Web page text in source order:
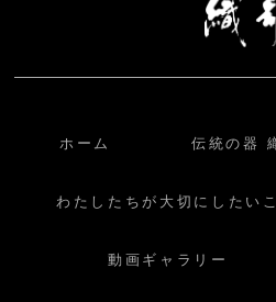
ホーム 伝統の器
わたしたちが大切にしたい
動画ギャラリー